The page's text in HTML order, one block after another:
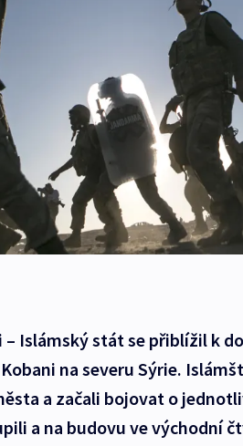
– Islámský stát se přiblížil k
na severu Sýrie.
a začali bojovat o
a na budovu ve východní